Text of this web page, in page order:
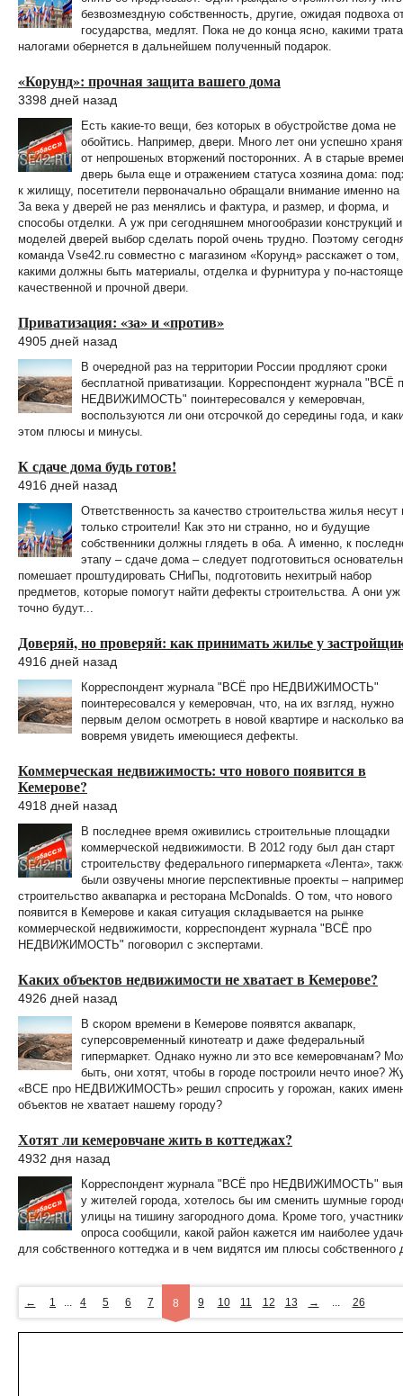
безвозмездную собственность, другие, ожидая подвоха
государства, медлят. Пока не до конца ясно, какими
налогами обернется в дальнейшем полученный подарок.
«Корунд»: прочная защита вашего дома
3398 дней назад
Есть какие-то вещи, без которых в обустройстве дома не
обойтись. Например, двери. Много лет они успешно
от непрошеных вторжений посторонних. А в старые
дверь была еще и отражением статуса хозяина дома:
к жилищу, посетители первоначально обращали внимание именно на
За века у дверей не раз менялись и фактура, и размер, и форма, и
способы отделки. А уж при сегодняшнем многообразии конструкций и
моделей дверей выбор сделать порой очень трудно. Поэтому
команда Vse42.ru совместно с магазином «Корунд» расскажет о том,
какими должны быть материалы, отделка и фурнитура у по-
качественной и прочной двери.
Приватизация: «за» и «против»
4905 дней назад
В очередной раз на территории России продляют сроки
бесплатной приватизации. Корреспондент журнала "ВСЁ
НЕДВИЖИМОСТЬ" поинтересовался у кемеровчан,
воспользуются ли они отсрочкой до середины года, и
этом плюсы и минусы.
К сдаче дома будь готов!
4916 дней назад
Ответственность за качество строительства жилья несут
только строители! Как это ни странно, но и будущие
собственники должны глядеть в оба. А именно, к
этапу – сдаче дома – следует подготовиться
помешает проштудировать СНиПы, подготовить нехитрый набор
предметов, которые помогут найти дефекты строительства. А они уж
точно будут...
Доверяй, но проверяй: как принимать жилье у
4916 дней назад
Корреспондент журнала "ВСЁ про НЕДВИЖИМОСТЬ"
поинтересовался у кемеровчан, что, на их взгляд, нужно
первым делом осмотреть в новой квартире и насколько
вовремя увидеть имеющиеся дефекты.
Коммерческая недвижимость: что нового появится в
Кемерове?
4918 дней назад
В последнее время оживились строительные площадки
коммерческой недвижимости. В 2012 году был дан старт
строительству федерального гипермаркета «Лента»,
были озвучены многие перспективные проекты –
строительство аквапарка и ресторана McDonalds. О том, что нового
появится в Кемерове и какая ситуация складывается на рынке
коммерческой недвижимости, корреспондент журнала "ВСЁ про
НЕДВИЖИМОСТЬ" поговорил с экспертами.
Каких объектов недвижимости не хватает в Кемерове?
4926 дней назад
В скором времени в Кемерове появятся аквапарк,
суперсовременный кинотеатр и даже федеральный
гипермаркет. Однако нужно ли это все кемеровчанам?
быть, они хотят, чтобы в городе построили нечто иное?
«ВСЕ про НЕДВИЖИМОСТЬ» решил спросить у горожан, каких
объектов не хватает нашему городу?
Хотят ли кемеровчане жить в коттеджах?
4932 дня назад
Корреспондент журнала "ВСЁ про НЕДВИЖИМОСТЬ"
у жителей города, хотелось бы им сменить шумные
улицы на тишину загородного дома. Кроме того,
опроса сообщили, какой район кажется им наиболее
для собственного коттеджа и в чем видятся им плюсы собственного
← 1 ... 4 5 6 7 8 9 10 11 12 13 → ... 26